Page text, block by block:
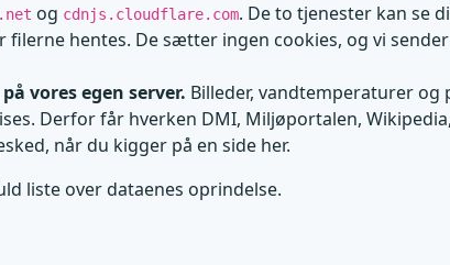
og cdnjs.cloudflare.com. De to tjenester kan se
filerne hentes. De sætter ingen cookies, og vi
vores egen server. Billeder, vandtemperaturer og
Derfor får hverken DMI, Miljøportalen,
når du kigger på en side her.
liste over dataenes oprindelse.